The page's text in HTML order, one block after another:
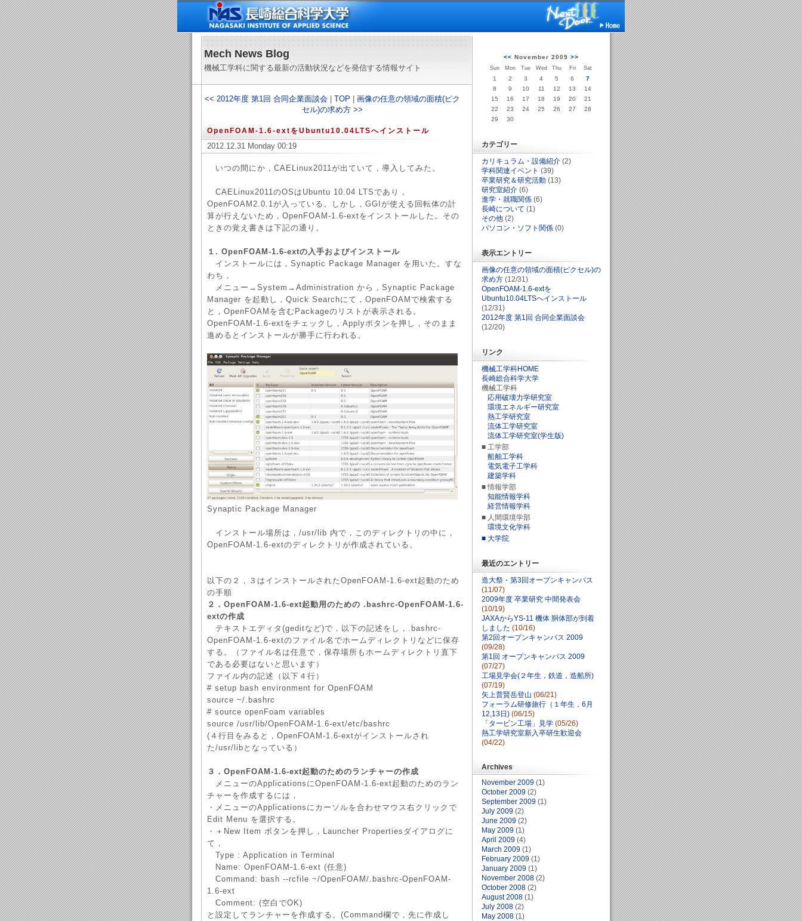
Mech News Blog
機械工学科に関する最新の活動状況などを発信する情報サイト
<< 2012年度 第1回 合同企業面談会 TOP
画像の任意の領域の面積(ピク
セル)の求め方 >>
OpenFOAM-1.6-extをUbuntu10.04LTSへインストール
2012.12.31 Monday 00:19
いつの間にか，CAELinux2011が出ていて，導入してみた。
CAELinux2011のOSはUbuntu 10.04 LTSであり，
OpenFOAM2.0.1が入っている。しかし，GGIが使える回転体の計
算が行えないため，OpenFOAM-1.6-extをインストールした。その
ときの覚え書きは下記の通り。
１. OpenFOAM-1.6-extの入手およびインストール
インストールには，Synaptic Package Manager を用いた。すな
わち，
メニュー→System→Administration から，Synaptic Package
Manager を起動し，Quick Searchにて，OpenFOAMで検索する
と，OpenFOAMを含むPackageのリストが表示される。
OpenFOAM-1.6-extをチェックし，Applyボタンを押し，そのまま
進めるとインストールが勝手に行われる。
Synaptic Package Manager
インストール場所は，/usr/lib 内で，このディレクトリの中に，
OpenFOAM-1.6-extのディレクトリが作成されている。
以下の２，３はインストールされたOpenFOAM-1.6-ext起動のため
の手順
２．OpenFOAM-1.6-ext起動用のための .bashrc-OpenFOAM-1.6-
extの作成
テキストエディタ(geditなど)で，以下の記述をし，.bashrc-
OpenFOAM-1.6-extのファイル名でホームディレクトリなどに保存
する。（ファイル名は任意で，保存場所もホームディレクトリ直下
である必要はないと思います）
ファイル内の記述（以下４行）
# setup bash environment for OpenFOAM
source ~/.bashrc
# source openFoam variables
source /usr/lib/OpenFOAM-1.6-ext/etc/bashrc
(４行目をみると，OpenFOAM-1.6-extがインストールされ
た/usr/libとなっている）
３．OpenFOAM-1.6-ext起動のためのランチャーの作成
メニューのApplicationsにOpenFOAM-1.6-ext起動のためのラン
チャーを作成するには，
・メニューのApplicationsにカーソルを合わせマウス右クリックで
Edit Menu を選択する。
・＋New Item ボタンを押し，Launcher Propertiesダイアログに
て，
Type : Application in Terminal
Name: OpenFOAM-1.6-ext (任意)
Command: bash --rcfile ~/OpenFOAM/.bashrc-OpenFOAM-
1.6-ext
Comment: (空白でOK)
と設定してランチャーを作成する。(Command欄で，先に作成し
<< November 2009 >>
Sun Mon Tue Wed Thu Fri Sat
1 2 3 4 5 6
7
8
9 10 11 12 13
14
15
16 17 18 19 20
21
22
23 24 25 26 27
28
29
30
カテゴリー
カリキュラム・設備紹介 (2)
学科関連イベント (39)
卒業研究＆研究活動 (13)
研究室紹介 (6)
進学・就職関係 (6)
長崎について (1)
その他 (2)
パソコン・ソフト関係 (0)
表示エントリー
画像の任意の領域の面積(ピクセル)の
求め方 (12/31)
OpenFOAM-1.6-extを
Ubuntu10.04LTSへインストール
(12/31)
2012年度 第1回 合同企業面談会
(12/20)
リンク
機械工学科HOME
長崎総合科学大学
機械工学科
応用破壊力学研究室
環境エネルギー研究室
熱工学研究室
流体工学研究室
流体工学研究室(学生版)
■ 工学部
船舶工学科
電気電子工学科
建築学科
■ 情報学部
知能情報学科
経営情報学科
■ 人間環境学部
環境文化学科
■ 大学院
最近のエントリー
造大祭・第3回オープンキャンパス
(11/07)
2009年度 卒業研究 中間発表会
(10/19)
JAXAからYS-11 機体 胴体部が到着
しました (10/16)
第2回オープンキャンパス 2009
(09/28)
第1回 オープンキャンパス 2009
(07/27)
工場見学会(２年生，鉄道，造船所)
(07/19)
矢上普賢岳登山 (06/21)
フォーラム研修旅行（１年生，6月
12,13日) (06/15)
「タービン工場」見学 (05/26)
熱工学研究室新入卒研生歓迎会
(04/22)
Archives
November 2009 (1)
October 2009 (2)
September 2009 (1)
July 2009 (2)
June 2009 (2)
May 2009 (1)
April 2009 (4)
March 2009 (1)
February 2009 (1)
January 2009 (1)
November 2008 (2)
October 2008 (2)
August 2008 (1)
July 2008 (2)
May 2008 (1)